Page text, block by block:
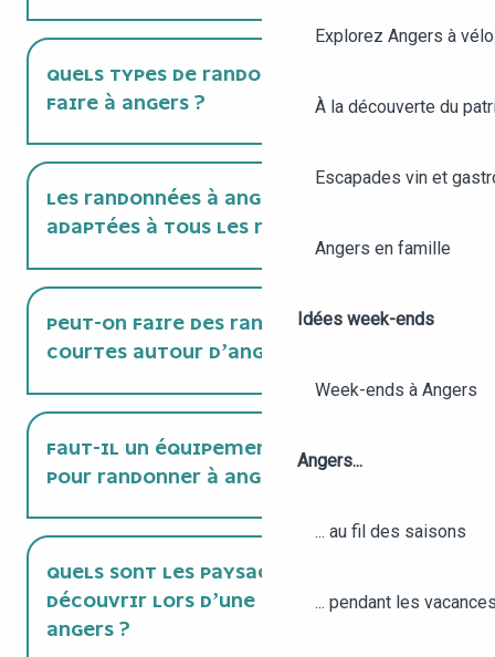
Explorez Angers à vélo
À la découverte du
Escapades vin et
Angers en famille
Idées week-ends
Week-ends à Angers
Angers...
... au fil des saisons
... pendant les
QUELS TYPES DE RANDONNÉES PEUT-ON
FAIRE À ANGERS ?
LES RANDONNÉES À ANGERS SONT-ELLES
ADAPTÉES À TOUS LES NIVEAUX ?
PEUT-ON FAIRE DES RANDONNÉES
COURTES AUTOUR D’ANGERS ?
FAUT-IL UN ÉQUIPEMENT SPÉCIFIQUE
POUR RANDONNER À ANGERS ?
QUELS SONT LES PAYSAGES À
DÉCOUVRIR LORS D’UNE RANDONNÉE À
ANGERS ?